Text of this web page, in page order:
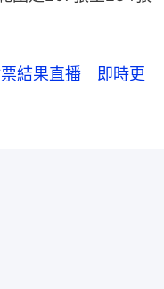
票結果直播 即時更